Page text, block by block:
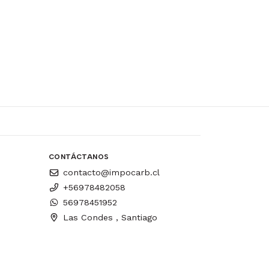
CONTÁCTANOS
contacto@impocarb.cl
+56978482058
56978451952
Las Condes , Santiago